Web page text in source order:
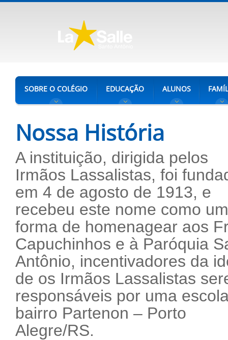
SOBRE O COLÉGIO EDUCAÇÃO ALUNOS
Nossa História
A instituição, dirigida pelos
Irmãos Lassalistas, foi
em 4 de agosto de 1913, e
recebeu este nome como
forma de homenagear aos
Capuchinhos e à Paróquia
Antônio, incentivadores da
de os Irmãos Lassalistas
responsáveis por uma
bairro Partenon – Porto
Alegre/RS.